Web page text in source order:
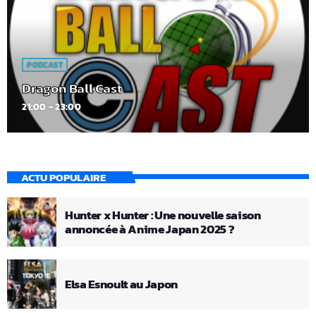
PODCAST
Dragon Ball Cast
21:00 - 23:00
ACTU POPULAIRE
Hunter x Hunter : Une nouvelle saison
annoncée à Anime Japan 2025 ?
Elsa Esnoult au Japon